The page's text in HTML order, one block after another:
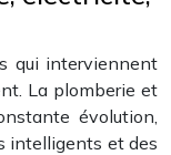
qui interviennent
La plomberie et
évolution,
intelligents et des